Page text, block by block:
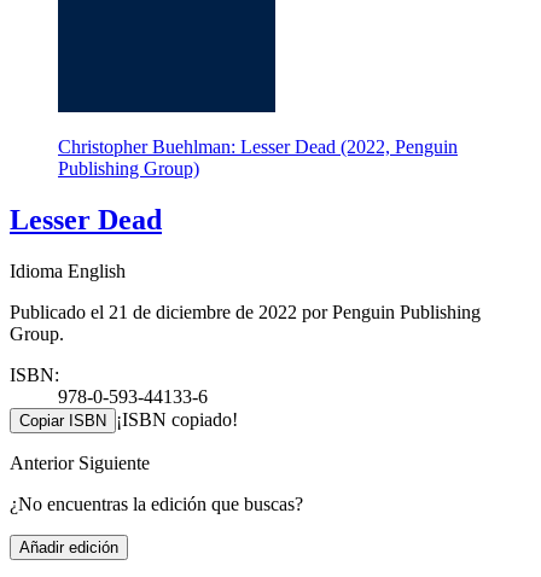
Christopher Buehlman: Lesser Dead (2022, Penguin
Publishing Group)
Lesser Dead
Idioma English
Publicado el 21 de diciembre de 2022 por Penguin Publishing
Group.
ISBN:
978-0-593-44133-6
Copiar ISBN ¡ISBN copiado!
Anterior Siguiente
¿No encuentras la edición que buscas?
Añadir edición